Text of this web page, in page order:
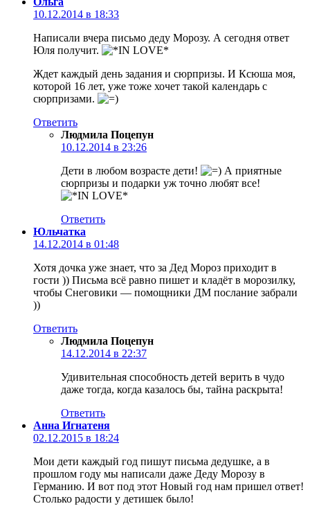
10.12.2014 в 18:33
Написали вчера письмо деду Морозу. А сегодня ответ
Юля получит.
Ждет каждый день задания и сюрпризы. И Ксюша моя,
которой 16 лет, уже тоже хочет такой календарь с
сюрпризами.
Ответить
Людмила Поцепун
10.12.2014 в 23:26
Дети в любом возрасте дети!
А приятные
сюрпризы и подарки уж точно любят все!
Ответить
Юльчатка
14.12.2014 в 01:48
Хотя дочка уже знает, что за Дед Мороз приходит в
гости )) Письма всё равно пишет и кладёт в морозилку,
чтобы Снеговики — помощники ДМ послание забрали
))
Ответить
Людмила Поцепун
14.12.2014 в 22:37
Удивительная способность детей верить в чудо
даже тогда, когда казалось бы, тайна раскрыта!
Ответить
Анна Игнатеня
02.12.2015 в 18:24
Мои дети каждый год пишут письма дедушке, а в
прошлом году мы написали даже Деду Морозу в
Германию. И вот под этот Новый год нам пришел ответ!
Столько радости у детишек было!